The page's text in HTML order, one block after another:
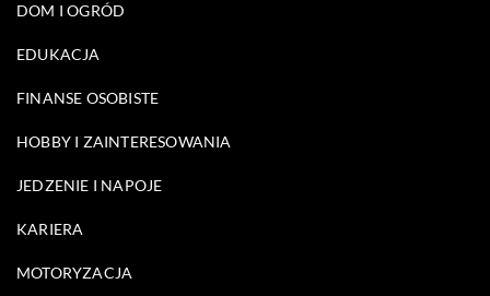
DOM I OGRÓD
EDUKACJA
FINANSE OSOBISTE
HOBBY I ZAINTERESOWANIA
JEDZENIE I NAPOJE
KARIERA
MOTORYZACJA